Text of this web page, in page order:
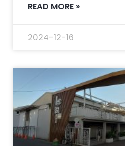
READ MORE »
2024-12-16